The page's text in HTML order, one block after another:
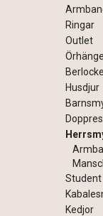
Ringar
Outlet
Husdjur
Student
Kedjor